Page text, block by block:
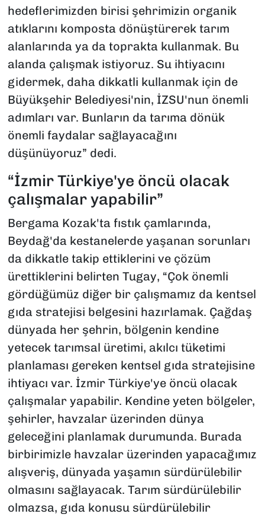
hedeflerimizden birisi şehrimizin organik
atıklarını komposta dönüştürerek tarım
alanlarında ya da toprakta kullanmak. Bu
alanda çalışmak istiyoruz. Su ihtiyacını
gidermek, daha dikkatli kullanmak için de
Büyükşehir Belediyesi'nin, İZSU'nun önemli
adımları var. Bunların da tarıma dönük
önemli faydalar sağlayacağını
düşünüyoruz” dedi.
“İzmir Türkiye'ye öncü olacak
çalışmalar yapabilir”
Bergama Kozak'ta fıstık çamlarında,
Beydağ'da kestanelerde yaşanan sorunları
da dikkatle takip ettiklerini ve çözüm
ürettiklerini belirten Tugay, “Çok önemli
gördüğümüz diğer bir çalışmamız da kentsel
gıda stratejisi belgesini hazırlamak. Çağdaş
dünyada her şehrin, bölgenin kendine
yetecek tarımsal üretimi, akılcı tüketimi
planlaması gereken kentsel gıda stratejisine
ihtiyacı var. İzmir Türkiye'ye öncü olacak
çalışmalar yapabilir. Kendine yeten bölgeler,
şehirler, havzalar üzerinden dünya
geleceğini planlamak durumunda. Burada
birbirimizle havzalar üzerinden yapacağımız
alışveriş, dünyada yaşamın sürdürülebilir
olmasını sağlayacak. Tarım sürdürülebilir
olmazsa, gıda konusu sürdürülebilir